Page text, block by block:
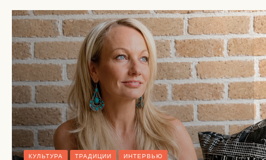
КУЛЬТУРА ТРАДИЦИИ ИНТЕРВЬЮ